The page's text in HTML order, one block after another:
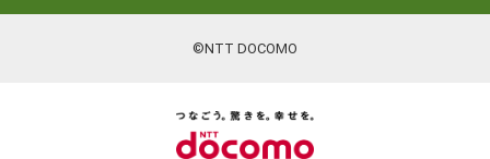
©NTT DOCOMO